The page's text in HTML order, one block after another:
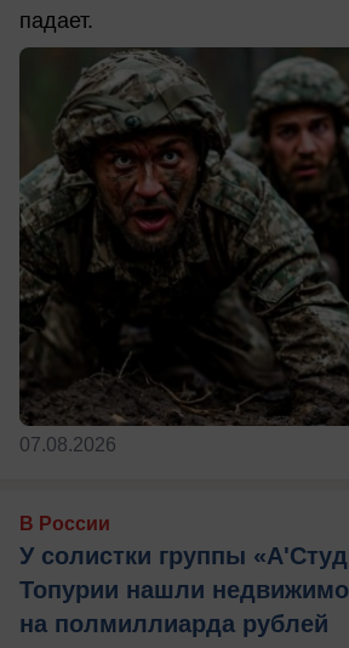
падает.
07.08.2026
В России
У солистки группы
Топурии нашли
на полмиллиарда рублей